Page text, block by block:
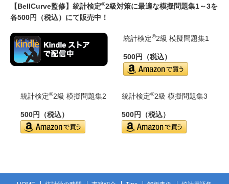
【BellCurve監修】統計検定®2級対策に最適な模擬問題集1～3を
各500円（税込）にて販売中！
統計検定®2級 模擬問題集1
500円（税込）
統計検定®2級 模擬問題集2
500円（税込）
統計検定®2級 模擬問題集3
500円（税込）